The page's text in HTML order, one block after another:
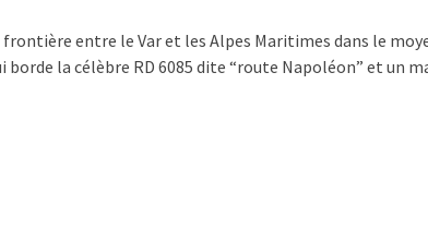
entre le Var et les Alpes Maritimes dans le
borde la célèbre RD 6085 dite “route Napoléon” et un